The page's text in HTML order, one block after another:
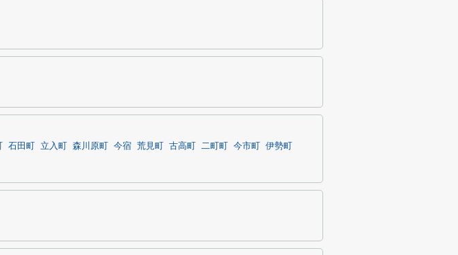
石田町 立入町 森川原町 今宿 荒見町 古高町 二町町 今市町
伊勢町